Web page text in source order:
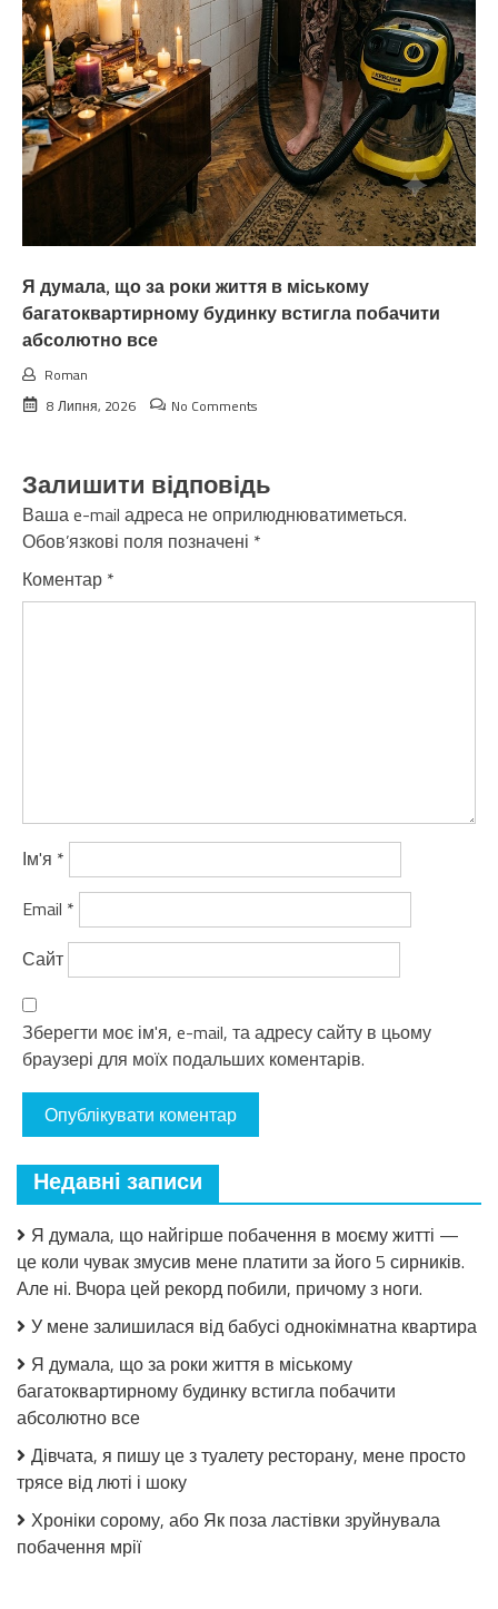
Я думала, що за роки життя в міському
багатоквартирному будинку встигла побачити
абсолютно все
Roman
8 Липня, 2026
No Comments
Залишити відповідь
Ваша e-mail адреса не оприлюднюватиметься.
Обов’язкові поля позначені *
Коментар *
Ім'я *
Email *
Сайт
Зберегти моє ім'я, e-mail, та адресу сайту в цьому
браузері для моїх подальших коментарів.
Недавні записи
Я думала, що найгірше побачення в моєму житті —
це коли чувак змусив мене платити за його 5 сирників.
Але ні. Вчора цей рекорд побили, причому з ноги.
У мене залишилася від бабусі однокімнатна квартира
Я думала, що за роки життя в міському
багатоквартирному будинку встигла побачити
абсолютно все
Дівчата, я пишу це з туалету ресторану, мене просто
трясе від люті і шоку
Хроніки сорому, або Як поза ластівки зруйнувала
побачення мрії